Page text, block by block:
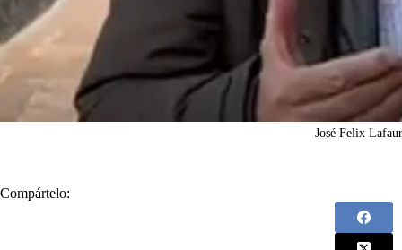
José Felix
Compártelo: